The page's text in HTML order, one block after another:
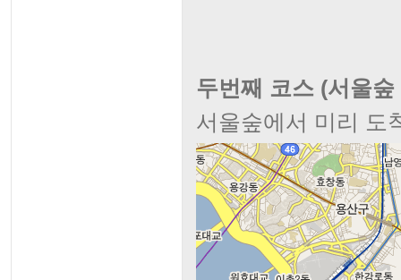
두번째 코스 (서울
서울숲에서 미리 도